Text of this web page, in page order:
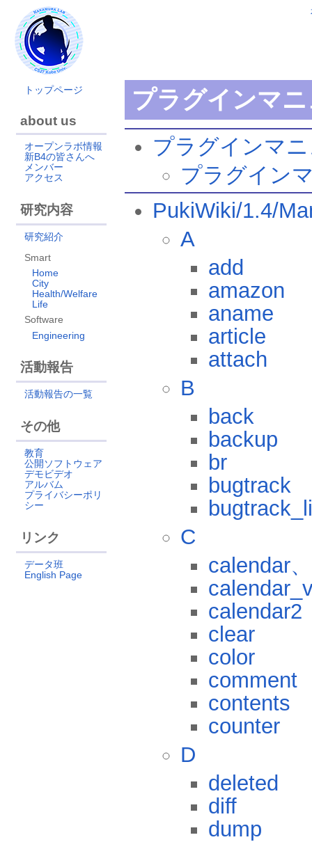
トップページ
about us
オープンラボ情報
新B4の皆さんへ
メンバー
アクセス
研究内容
研究紹介
Smart
Home
City
Health/Welfare
Life
Software
Engineering
活動報告
活動報告の一覧
その他
教育
公開ソフトウェア
デモビデオ
アルバム
プライバシーポリ
シー
リンク
データ班
English Page
プラグインマ
プラグインマ
プラグイン
PukiWiki/1.4/
A
add
amazon
aname
article
attach
B
back
backup
br
bugtrack
C
calendar
calendar2
clear
color
comment
contents
counter
D
deleted
diff
dump